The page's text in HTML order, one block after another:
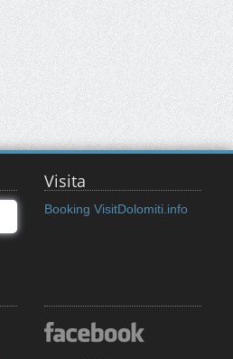
Visita
Booking VisitDolomiti.info